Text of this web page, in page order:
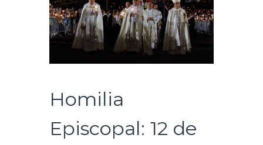
MULTIMÉDIA
SENTIR COM A IGREJA
CONTACTOS
Homilia
Episcopal: 12 de